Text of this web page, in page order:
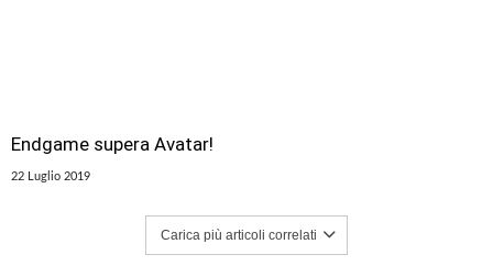
Endgame supera Avatar!
22 Luglio 2019
Carica più articoli correlati